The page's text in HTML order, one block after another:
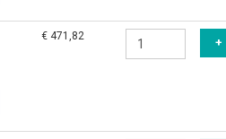
€ 471,82